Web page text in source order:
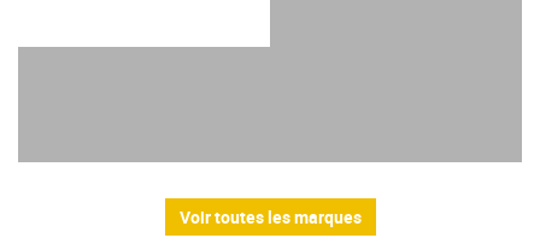
Voir toutes les marques